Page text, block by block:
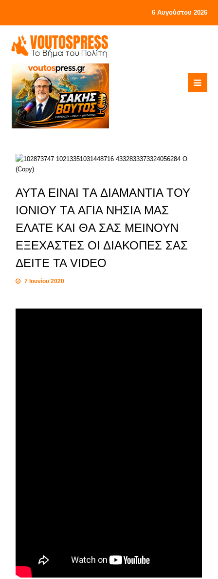
6 Αυγούστου 2026
ΑΥΤA ΕΙΝΑΙ ΤA ΔΙΑΜΑΝΤΙA ΤΟΥ
ΙΟΝΙΟΥ ΤA ΑΓΙA ΝΗΣΙA ΜΑΣ
ΕΛΑΤΕ ΚΑΙ ΘΑ ΣΑΣ ΜΕΙΝΟΥΝ
ΕΞΕΧΑΣΤΕΣ ΟΙ ΔΙΑΚΟΠΕΣ ΣΑΣ
ΔΕΙΤΕ ΤΑ VIDEO
7 Ιουνίου 2020